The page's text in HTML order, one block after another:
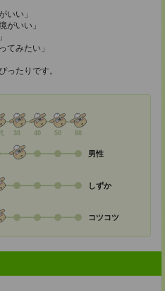
いい」
がいい」
てみたい」
ったりです。
30 40 50 60
男性
しずか
コツコツ